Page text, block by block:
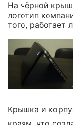
На чёрной
логотип
того, работает
Крышка и